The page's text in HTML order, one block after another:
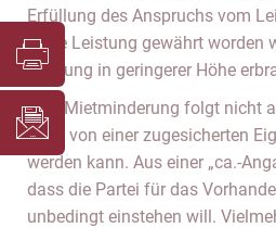
Erfüllung des Anspruchs vom
keine Leistung gewährt worden
Leistung in geringerer Höhe
Eine Mietminderung folgt nicht
nicht von einer zugesicherten
werden kann. Aus einer „ca.-
dass die Partei für das
unbedingt einstehen will.